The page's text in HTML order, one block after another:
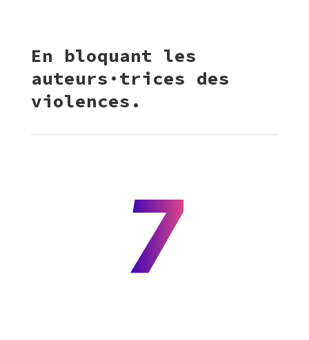
En bloquant les
auteurs·trices des
violences.
7